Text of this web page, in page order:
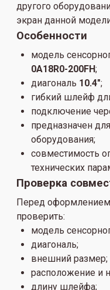
другого
экран данной
Особенности
модель
0A18R0-200FH;
диагональ 10.4";
гибкий шлейф
подключение
предназначен
оборудования;
совместимость
технических
Проверка
Перед оформлением
проверить:
модель
диагональ;
внешний размер;
расположение и
длину шлейфа;